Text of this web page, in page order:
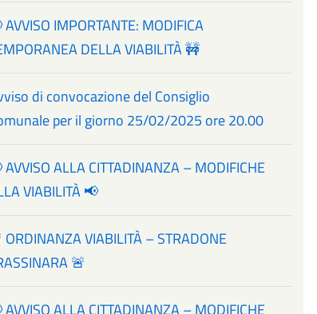
AVVISO IMPORTANTE: MODIFICA
DELLA VIABILITÀ 🚧
di convocazione del Consiglio
per il giorno 25/02/2025 ore 20.00
AVVISO ALLA CITTADINANZA – MODIFICHE
VIABILITÀ 📢
ORDINANZA VIABILITÀ – STRADONE
🚨
AVVISO ALLA CITTADINANZA – MODIFICHE